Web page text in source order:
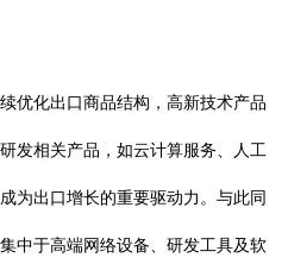
优化出口商品结构，高新技术产品
发相关产品，如云计算服务、人工
为出口增长的重要驱动力。与此同
中于高端网络设备、研发工具及软